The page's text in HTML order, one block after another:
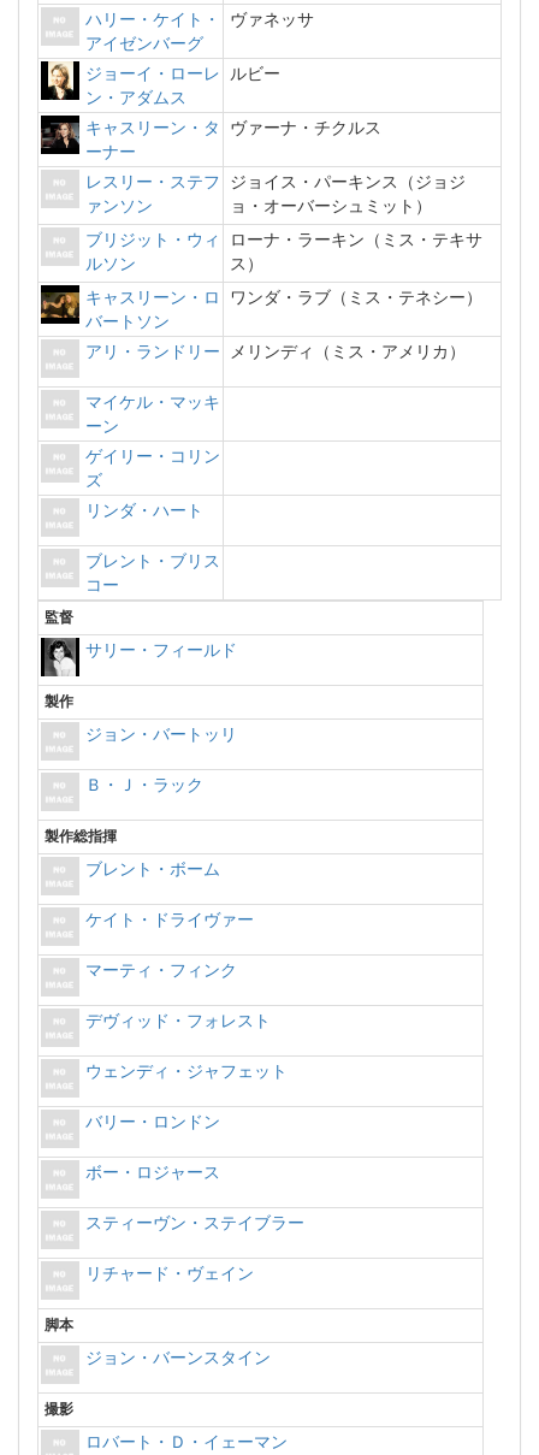
ハリー・ケイト・
アイゼンバーグ
ヴァネッサ
ジョーイ・ローレ
ン・アダムス
ルビー
キャスリーン・タ
ーナー
ヴァーナ・チクルス
レスリー・ステフ
ァンソン
ジョイス・パーキンス（ジョジ
ョ・オーバーシュミット）
ブリジット・ウィ
ルソン
ローナ・ラーキン（ミス・テキサ
ス）
キャスリーン・ロ
バートソン
ワンダ・ラブ（ミス・テネシー）
アリ・ランドリー メリンディ（ミス・アメリカ）
マイケル・マッキ
ーン
ゲイリー・コリン
ズ
リンダ・ハート
ブレント・ブリス
コー
監督
サリー・フィールド
製作
ジョン・バートッリ
Ｂ・Ｊ・ラック
製作総指揮
ブレント・ボーム
ケイト・ドライヴァー
マーティ・フィンク
デヴィッド・フォレスト
ウェンディ・ジャフェット
バリー・ロンドン
ボー・ロジャース
スティーヴン・ステイブラー
リチャード・ヴェイン
脚本
ジョン・バーンスタイン
撮影
ロバート・Ｄ・イェーマン